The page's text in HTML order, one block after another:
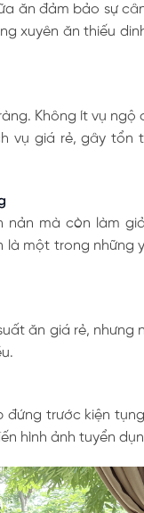
ăn đảm bảo sự
xuyên ăn thiếu
Không ít vụ
vụ giá rẻ, gây tổn
nản mà còn làm
là một trong những
ăn giá rẻ, nhưng
trước kiện
hình ảnh tuyển